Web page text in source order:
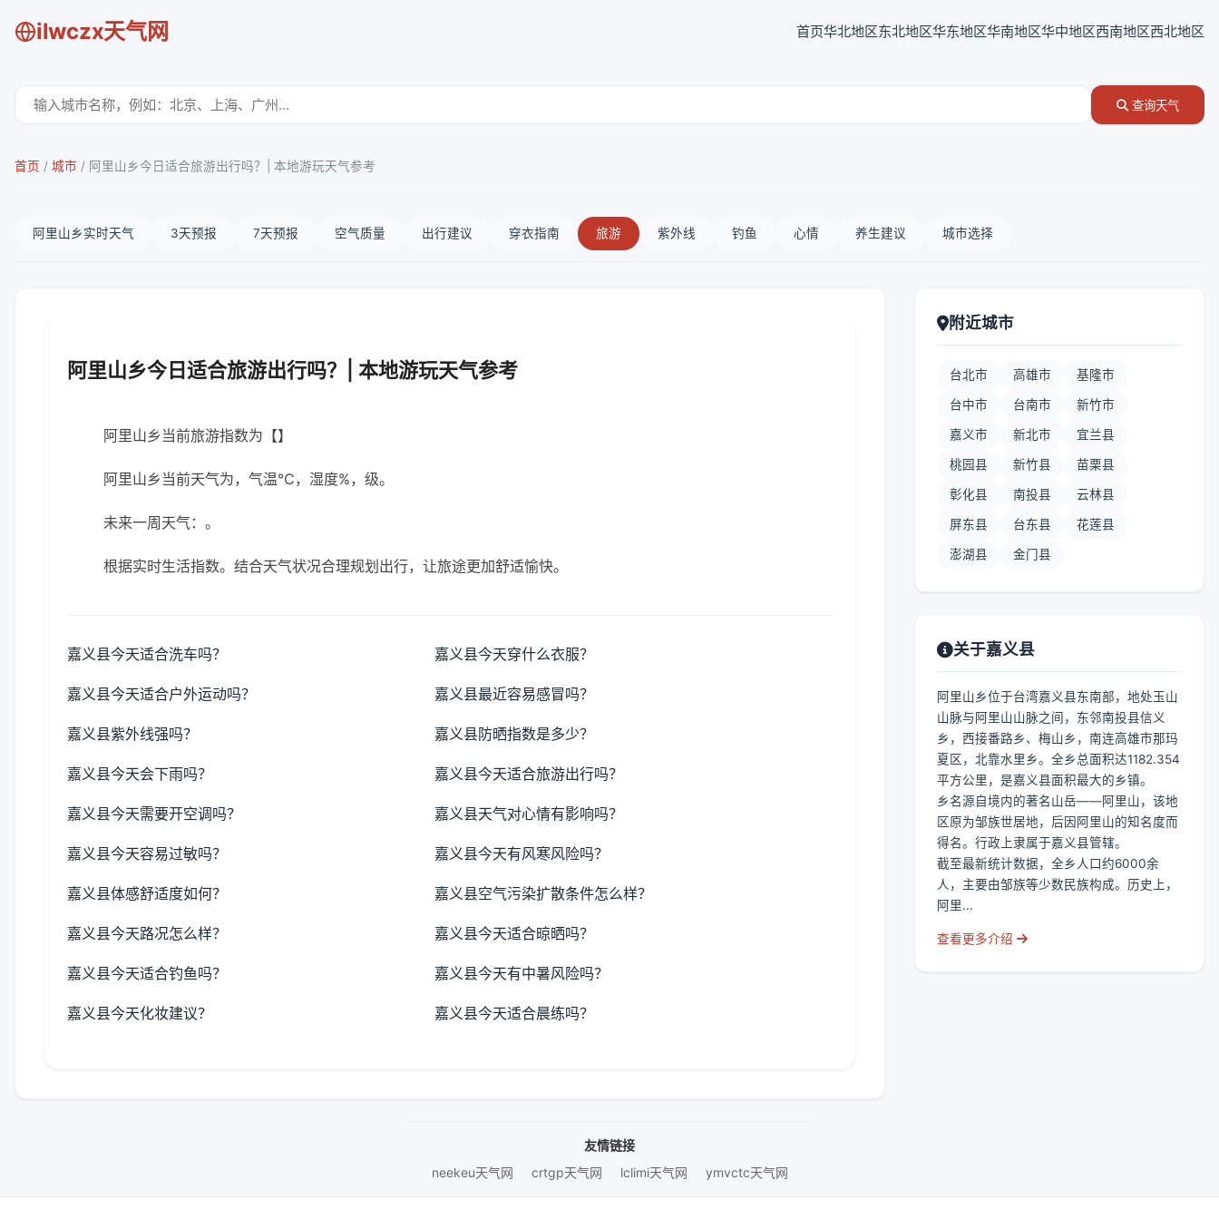
ilwczx天气网 首页华北地区东北地区华东地区华南地区华中地区西南地区西北地区
查询天气
首页 / 城市 / 阿里山乡今日适合旅游出行吗？| 本地游玩天气参考
阿里山乡实时天气 3天预报 7天预报 空气质量 出行建议 穿衣指南 旅游 紫外线 钓鱼 心情 养生建议 城市选择
阿里山乡今日适合旅游出行吗？| 本地游玩天气参考
阿里山乡当前旅游指数为【】
阿里山乡当前天气为，气温℃，湿度%，级。
未来一周天气：。
根据实时生活指数。结合天气状况合理规划出行，让旅途更加舒适愉快。
嘉义县今天适合洗车吗？ 嘉义县今天穿什么衣服？
嘉义县今天适合户外运动吗？ 嘉义县最近容易感冒吗？
嘉义县紫外线强吗？ 嘉义县防晒指数是多少？
嘉义县今天会下雨吗？ 嘉义县今天适合旅游出行吗？
嘉义县今天需要开空调吗？ 嘉义县天气对心情有影响吗？
嘉义县今天容易过敏吗？ 嘉义县今天有风寒风险吗？
嘉义县体感舒适度如何？ 嘉义县空气污染扩散条件怎么样？
嘉义县今天路况怎么样？ 嘉义县今天适合晾晒吗？
嘉义县今天适合钓鱼吗？ 嘉义县今天有中暑风险吗？
嘉义县今天化妆建议？ 嘉义县今天适合晨练吗？
附近城市
台北市 高雄市 基隆市
台中市 台南市 新竹市
嘉义市 新北市 宜兰县
桃园县 新竹县 苗栗县
彰化县 南投县 云林县
屏东县 台东县 花莲县
澎湖县 金门县
关于嘉义县
阿里山乡位于台湾嘉义县东南部，地处玉山
山脉与阿里山山脉之间，东邻南投县信义
乡，西接番路乡、梅山乡，南连高雄市那玛
夏区，北靠水里乡。全乡总面积达1182.354
平方公里，是嘉义县面积最大的乡镇。
乡名源自境内的著名山岳——阿里山，该地
区原为邹族世居地，后因阿里山的知名度而
得名。行政上隶属于嘉义县管辖。
截至最新统计数据，全乡人口约6000余
人，主要由邹族等少数民族构成。历史上，
阿里...
查看更多介绍
友情链接
neekeu天气网
crtgp天气网 lclimi天气网 ymvctc天气网